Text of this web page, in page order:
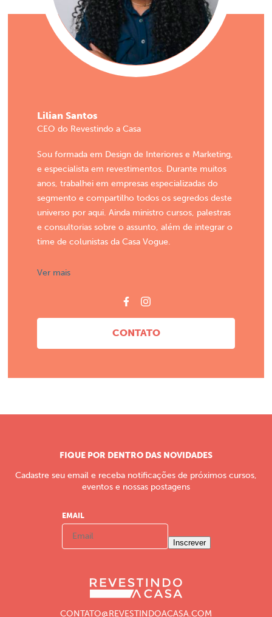
Lilian Santos
CEO do Revestindo a Casa
Sou formada em Design de Interiores e Marketing,
e especialista em revestimentos. Durante muitos
anos, trabalhei em empresas especializadas do
segmento e compartilho todos os segredos deste
universo por aqui. Ainda ministro cursos, palestras
e consultorias sobre o assunto, além de integrar o
time de colunistas da Casa Vogue.
Ver mais
CONTATO
FIQUE POR DENTRO DAS NOVIDADES
Cadastre seu email e receba notificações de próximos cursos,
eventos e nossas postagens
EMAIL
Inscrever
CONTATO@REVESTINDOACASA.COM